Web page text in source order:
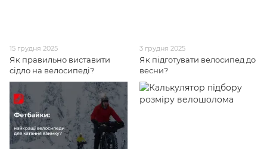
15 грудня 2025
Як правильно виставити
сідло на велосипеді?
3 грудня 2025
Як підготувати велосипед до
весни?